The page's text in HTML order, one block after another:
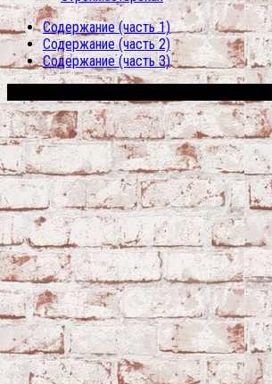
Содержание (часть 1)
Содержание (часть 2)
Содержание (часть 3)